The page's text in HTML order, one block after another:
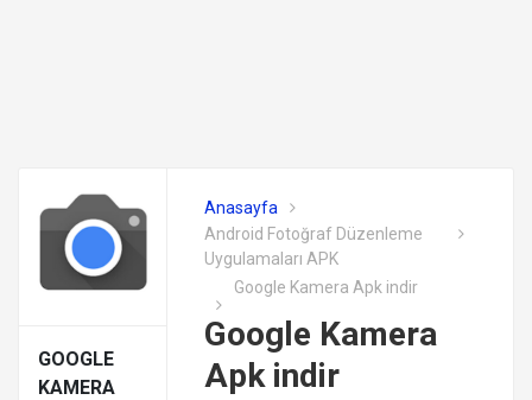
GOOGLE
KAMERA
Anasayfa
Android Fotoğraf Düzenleme
Uygulamaları APK
Google Kamera Apk indir
Google Kamera
Apk indir